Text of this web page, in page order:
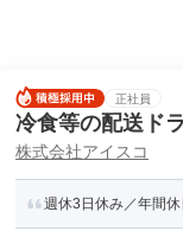
正社員
冷食等の配送ド
株式会社アイスコ
週休3日休み／年間